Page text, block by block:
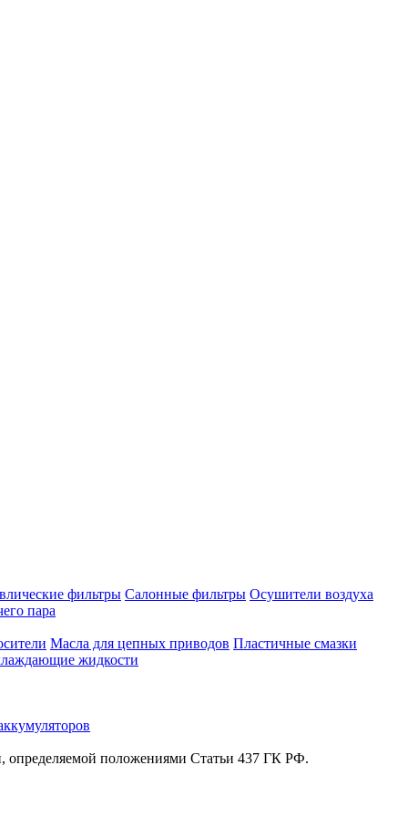
фильтры Салонные фильтры Осушители воздуха
пара
Масла для цепных приводов Пластичные смазки
жидкости
определяемой положениями Статьи 437 ГК РФ.